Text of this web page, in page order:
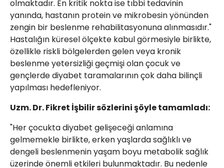
olmaktadır. En kritik nokta ise tıbbi tedavinin
yanında, hastanın protein ve mikrobesin yönünden
zengin bir beslenme rehabilitasyonuna alınmasıdır."
Hastalığın küresel ölçekte kabul görmesiyle birlikte,
özellikle riskli bölgelerden gelen veya kronik
beslenme yetersizliği geçmişi olan çocuk ve
gençlerde diyabet taramalarının çok daha bilinçli
yapılması hedefleniyor.
Uzm. Dr. Fikret İşbilir sözlerini şöyle tamamladı:
"Her çocukta diyabet gelişeceği anlamına
gelmemekle birlikte, erken yaşlarda sağlıklı ve
dengeli beslenmenin yaşam boyu metabolik sağlık
üzerinde önemli etkileri bulunmaktadır. Bu nedenle